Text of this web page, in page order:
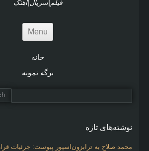
فیلم|سریال|آهنگ
Menu
خانه
برگه نمونه
نوشته‌های تازه
محمد صلاح به ترابزون‌اسپور پیوست: جزئیات